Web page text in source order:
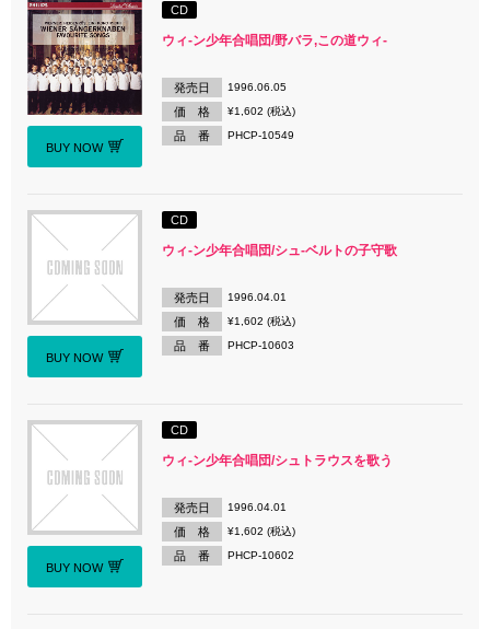
BUY NOW
CD
ウィ-ン少年合唱団/野バラ,この道ウィ-
発売日 1996.06.05
価 格 ¥1,602 (税込)
品 番 PHCP-10549
BUY NOW
CD
ウィ-ン少年合唱団/シュ-ベルトの子守歌
発売日 1996.04.01
価 格 ¥1,602 (税込)
品 番 PHCP-10603
BUY NOW
CD
ウィ-ン少年合唱団/シュトラウスを歌う
発売日 1996.04.01
価 格 ¥1,602 (税込)
品 番 PHCP-10602